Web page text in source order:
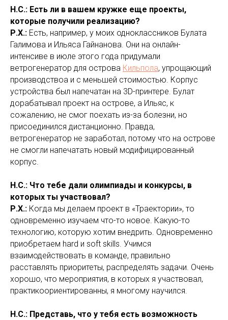
Н.С.: Есть ли в вашем кружке еще проекты,
которые получили реализацию?
Р.Х.: Есть, например, у моих одноклассников Булата
Галимова и Ильяса Гайнанова. Они на онлайн-
интенсиве в июле этого года придумали
ветрогенератор для острова Кильпола, упрощающий
производствоа и с меньшей стоимостью. Корпус
устройства был напечатан на 3D-принтере. Булат
дорабатывал проект на острове, а Ильяс, к
сожалению, не смог поехать из-за болезни, но
присоединился дистанционно. Правда,
ветрогенератор не заработал, потому что на острове
не смогли напечатать новый модифицированный
корпус.
Н.С.: Что тебе дали олимпиады и конкурсы, в
которых ты участвовал?
Р.Х.: Когда мы делаем проект в «Траектории», то
одновременно изучаем что-то новое. Какую-то
технологию, которую хотим внедрить. Одновременно
приобретаем hard и soft skills. Учимся
взаимодействовать в команде, правильно
расставлять приоритеты, распределять задачи. Очень
хорошо, что мероприятия, в которых я участвовал,
практикоориентированны, я многому научился.
Н.С.: Представь, что у тебя есть возможность